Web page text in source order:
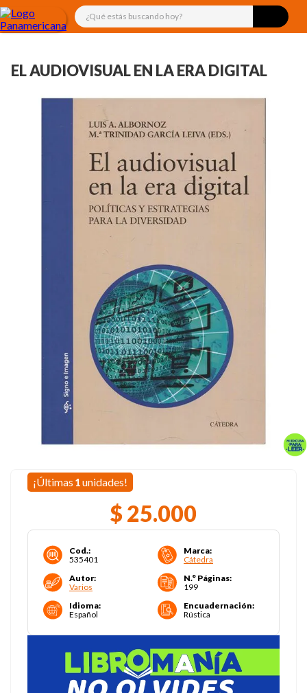
¿Qué estás buscando hoy?
EL AUDIOVISUAL EN LA ERA DIGITAL
¡Últimas 1unidades!
$ 25.000
Cod.:
535401
Marca:
Cátedra
Autor:
Varios
N.° Páginas:
199
Idioma:
Español
Encuadernación:
Rústica